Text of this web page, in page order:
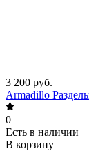
3 200 руб.
Armadillo
0
Есть в наличии
В корзину